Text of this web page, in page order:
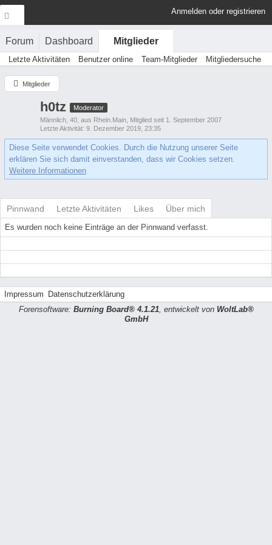
Anmelden oder registrieren
Forum Dashboard Mitglieder
Letzte Aktivitäten Benutzer online Team-Mitglieder Mitgliedersuche
Mitglieder
h0tz
Moderator
Männlich 40 aus Rhein.Main Mitglied seit 1. September 2007
Letzte Aktivität 9. Dezember 2019, 23:35
Diese Seite verwendet Cookies. Durch die Nutzung unserer Seite
erklären Sie sich damit einverstanden, dass wir Cookies setzen.
Weitere Informationen
Pinnwand Letzte Aktivitäten Likes Über mich
Es wurden noch keine Einträge an der Pinnwand verfasst.
Impressum
Datenschutzerklärung
Forensoftware: Burning Board® 4.1.21, entwickelt von WoltLab®
GmbH